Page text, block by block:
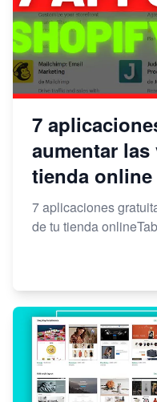
7
aumentar
tienda online
7 aplicaciones
de tu tienda